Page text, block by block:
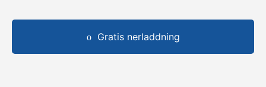
Gratis nerladdning